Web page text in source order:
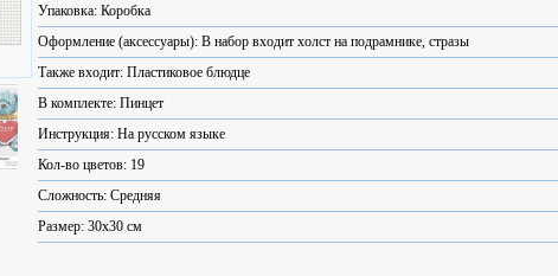
Упаковка: Коробка
Оформление (аксессуары): В набор входит холст на подрамнике, стразы
Также входит: Пластиковое блюдце
В комплекте: Пинцет
Инструкция: На русском языке
Кол-во цветов: 19
Сложность: Средняя
Размер: 30x30 см